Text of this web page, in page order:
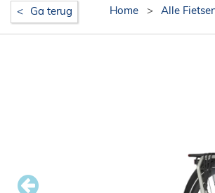
Ga terug Home > Alle